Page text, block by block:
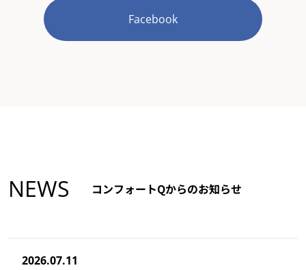
Facebook
NEWS コンフォートQからのお知らせ
2026.07.11